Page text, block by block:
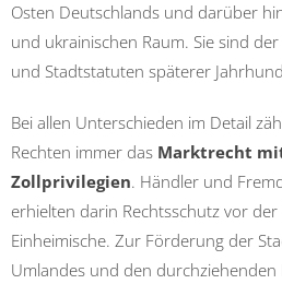
Osten Deutschlands und darüber
und ukrainischen Raum. Sie sind
und Stadtstatuten späterer
Bei allen Unterschieden im Detail
Rechten immer das Marktrecht
Zollprivilegien. Händler und
erhielten darin Rechtsschutz vor
Einheimische. Zur Förderung der
Umlandes und den